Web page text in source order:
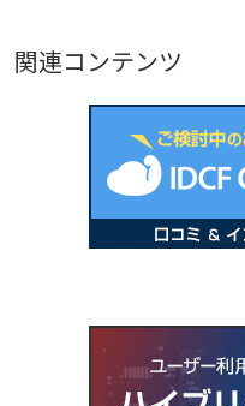
関連コンテンツ